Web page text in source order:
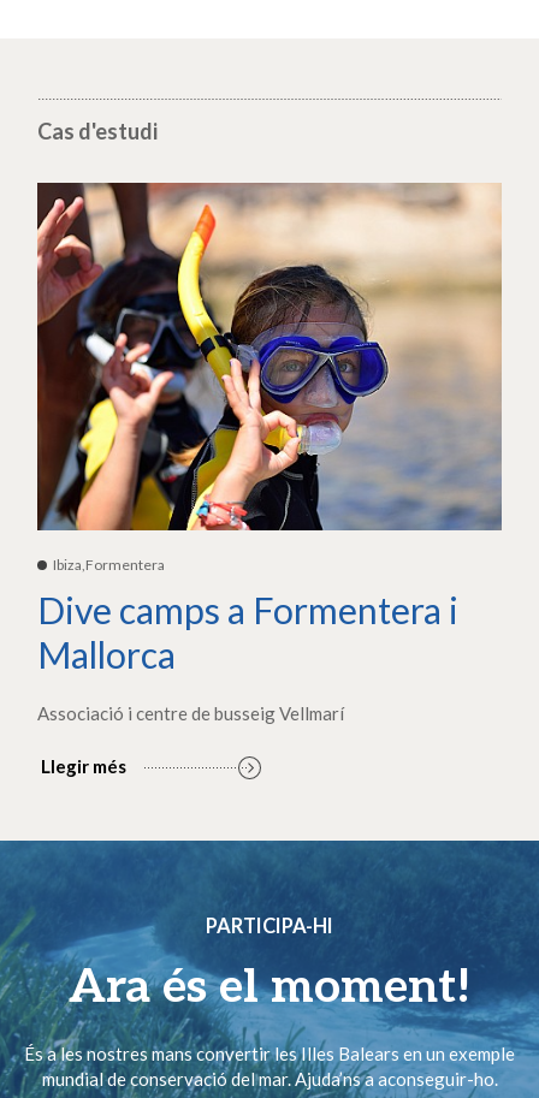
Cas d'estudi
Ibiza,Formentera
Dive camps a Formentera i
Mallorca
Associació i centre de busseig Vellmarí
Llegir més
PARTICIPA-HI
Ara és el moment!
És a les nostres mans convertir les Illes Balears en un exemple
mundial de conservació del mar. Ajuda’ns a aconseguir-ho.